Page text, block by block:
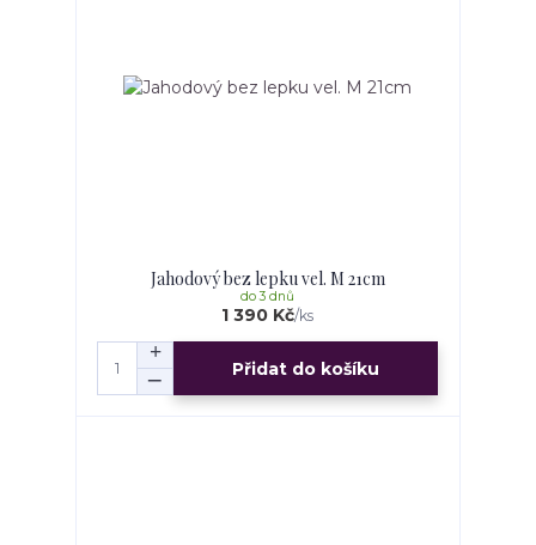
Jahodový bez lepku vel. M 21cm
1 390 Kč/ks
do 3 dnů
Přidat do košíku